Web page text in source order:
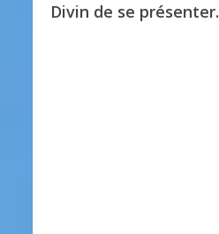
Divin de se présenter.